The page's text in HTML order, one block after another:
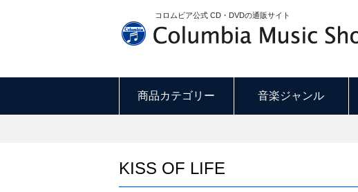
コロムビア公式 CD・DVDの通販サイト
商品カテゴリー 音楽ジャンル
KISS OF LIFE